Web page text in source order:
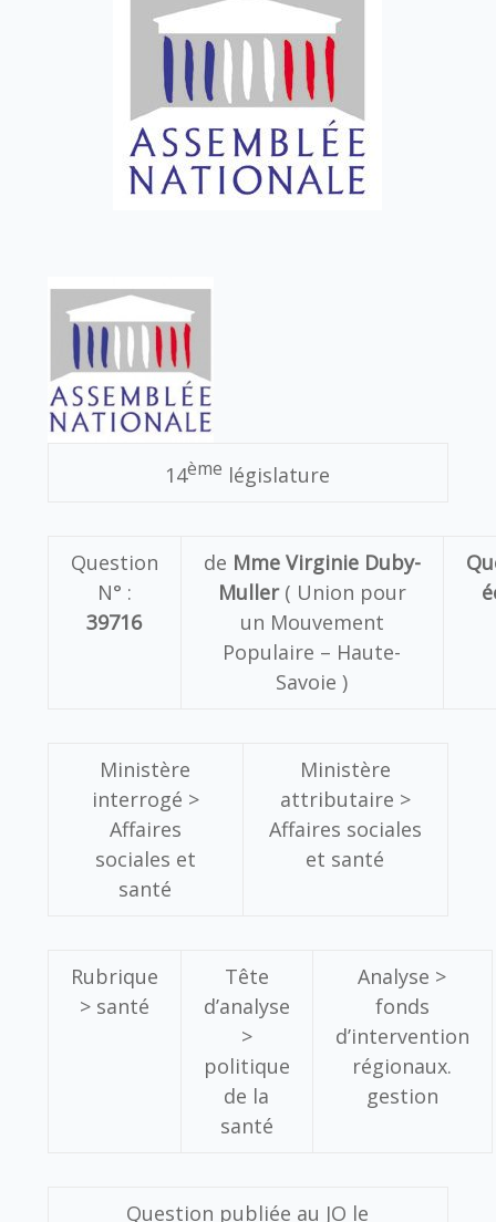
14ème législature
Question
N° :
39716
de Mme Virginie Duby-
Muller( Union pour
un Mouvement
Populaire – Haute-
Savoie )
Ministère
interrogé >
Affaires
sociales et
santé
Ministère
attributaire >
Affaires sociales
et santé
Rubrique
> santé
Tête
d’analyse
>
politique
de la
santé
Analyse >
fonds
d’intervention
régionaux.
gestion
Question publiée au JO le